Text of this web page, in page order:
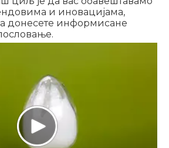
и иновацијама,
донесете информисане